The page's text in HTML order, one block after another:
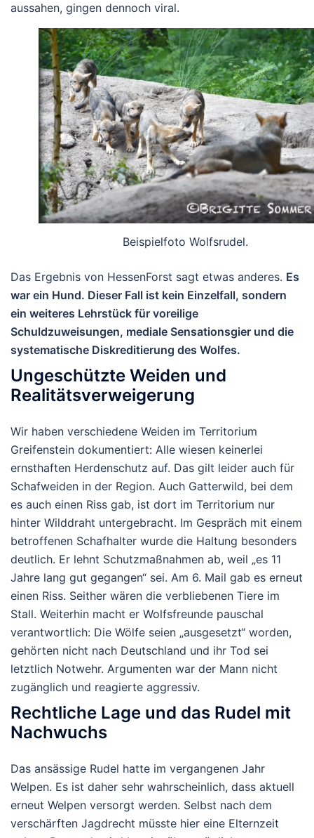
aussahen, gingen dennoch viral.
Beispielfoto Wolfsrudel.
Das Ergebnis von HessenForst sagt etwas anderes. Es
war ein Hund. Dieser Fall ist kein Einzelfall, sondern
ein weiteres Lehrstück für voreilige
Schuldzuweisungen, mediale Sensationsgier und die
systematische Diskreditierung des Wolfes.
Ungeschützte Weiden und
Realitätsverweigerung
Wir haben verschiedene Weiden im Territorium
Greifenstein dokumentiert: Alle wiesen keinerlei
ernsthaften Herdenschutz auf. Das gilt leider auch für
Schafweiden in der Region. Auch Gatterwild, bei dem
es auch einen Riss gab, ist dort im Territorium nur
hinter Wilddraht untergebracht. Im Gespräch mit einem
betroffenen Schafhalter wurde die Haltung besonders
deutlich. Er lehnt Schutzmaßnahmen ab, weil „es 11
Jahre lang gut gegangen“ sei. Am 6. Mail gab es erneut
einen Riss. Seither wären die verbliebenen Tiere im
Stall. Weiterhin macht er Wolfsfreunde pauschal
verantwortlich: Die Wölfe seien „ausgesetzt“ worden,
gehörten nicht nach Deutschland und ihr Tod sei
letztlich Notwehr. Argumenten war der Mann nicht
zugänglich und reagierte aggressiv.
Rechtliche Lage und das Rudel mit
Nachwuchs
Das ansässige Rudel hatte im vergangenen Jahr
Welpen. Es ist daher sehr wahrscheinlich, dass aktuell
erneut Welpen versorgt werden. Selbst nach dem
verschärften Jagdrecht müsste hier eine Elternzeit